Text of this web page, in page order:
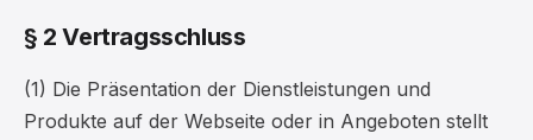
§ 2 Vertragsschluss
(1) Die Präsentation der Dienstleistungen und
Produkte auf der Webseite oder in Angeboten stellt